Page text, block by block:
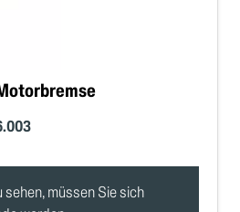
sehen, müssen Sie sich